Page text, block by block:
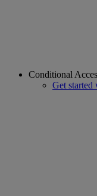
Conditional
Get